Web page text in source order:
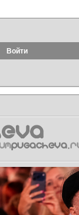
Войти